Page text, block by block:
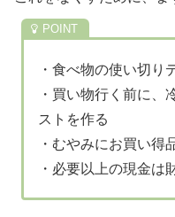
・食べ物の使い切り
・買い物行く前に、
ストを作る
・むやみにお買い得
・必要以上の現金は